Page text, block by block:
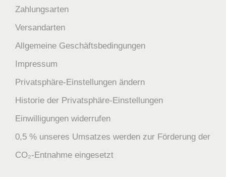
Zahlungsarten
Versandarten
Allgemeine Geschäftsbedingungen
Impressum
Privatsphäre-Einstellungen ändern
Historie der Privatsphäre-Einstellungen
Einwilligungen widerrufen
0,5 % unseres Umsatzes werden zur Förderung der
CO₂-Entnahme eingesetzt